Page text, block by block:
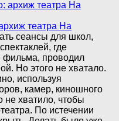
театра На
сеансы для школ,
где
фильма, проводил
Но этого не хватало.
используя
камер, киношного
не хватило, чтобы
По истечении